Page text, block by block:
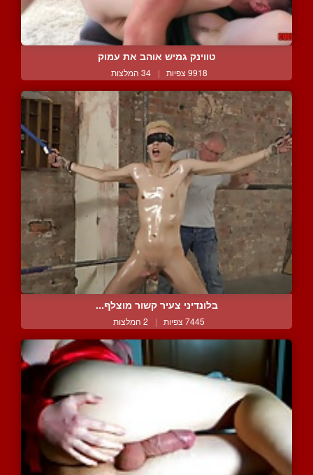
טווינק גמיש אוהב את עמוק
9918 צפיות | 34 המלצות
בלונדיני צעיר קשור מוצלף...
7445 צפיות | 2 המלצות